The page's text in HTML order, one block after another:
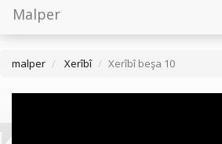
Malper
malper Xerîbî Xerîbî beşa 10